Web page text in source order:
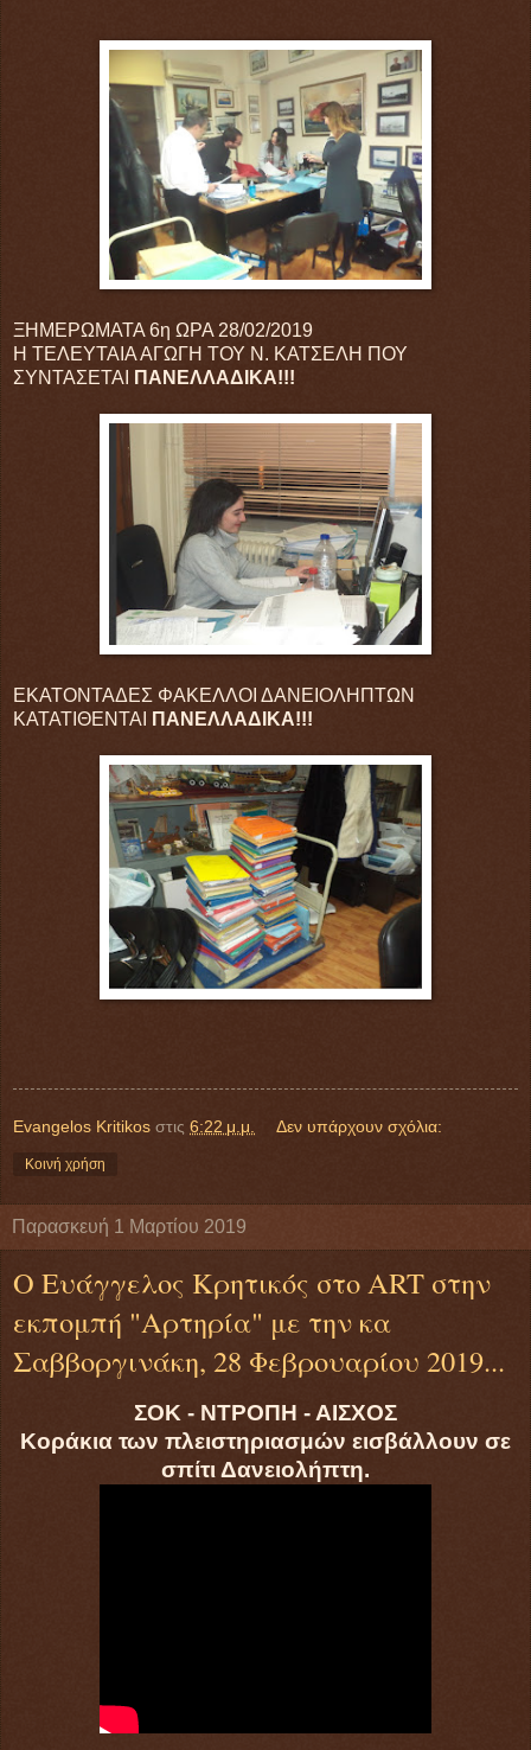
ΞΗΜΕΡΩΜΑΤΑ 6η ΩΡΑ 28/02/2019
Η ΤΕΛΕΥΤΑΙΑ ΑΓΩΓΗ ΤΟΥ Ν. ΚΑΤΣΕΛΗ ΠΟΥ
ΣΥΝΤΑΣΕΤΑΙ
ΠΑΝΕΛΛΑΔΙΚΑ!!!
ΕΚΑΤΟΝΤΑΔΕΣ ΦΑΚΕΛΛΟΙ ΔΑΝΕΙΟΛΗΠΤΩΝ
ΚΑΤΑΤΙΘΕΝΤΑΙ
ΠΑΝΕΛΛΑΔΙΚΑ!!!
Evangelos Kritikos στις 6:22 μ.μ. Δεν υπάρχουν σχόλια:
Κοινή χρήση
Παρασκευή 1 Μαρτίου 2019
Ο Ευάγγελος Κρητικός στο ART στην
εκπομπή "Αρτηρία" με την κα
Σαββοργινάκη, 28 Φεβρουαρίου 2019...
ΣΟΚ - ΝΤΡΟΠΗ - ΑΙΣΧΟΣ
Κοράκια των πλειστηριασμών εισβάλλουν σε
σπίτι Δανειολήπτη.